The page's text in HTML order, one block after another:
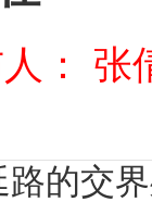
： 张
的交